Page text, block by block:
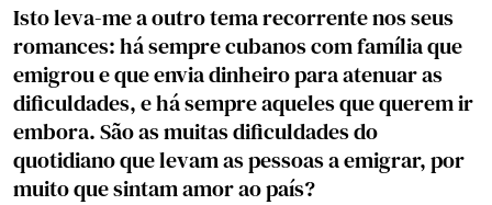
Isto leva-me a outro tema recorrente nos seus
romances: há sempre cubanos com família que
emigrou e que envia dinheiro para atenuar as
dificuldades, e há sempre aqueles que querem ir
embora. São as muitas dificuldades do
quotidiano que levam as pessoas a emigrar, por
muito que sintam amor ao país?